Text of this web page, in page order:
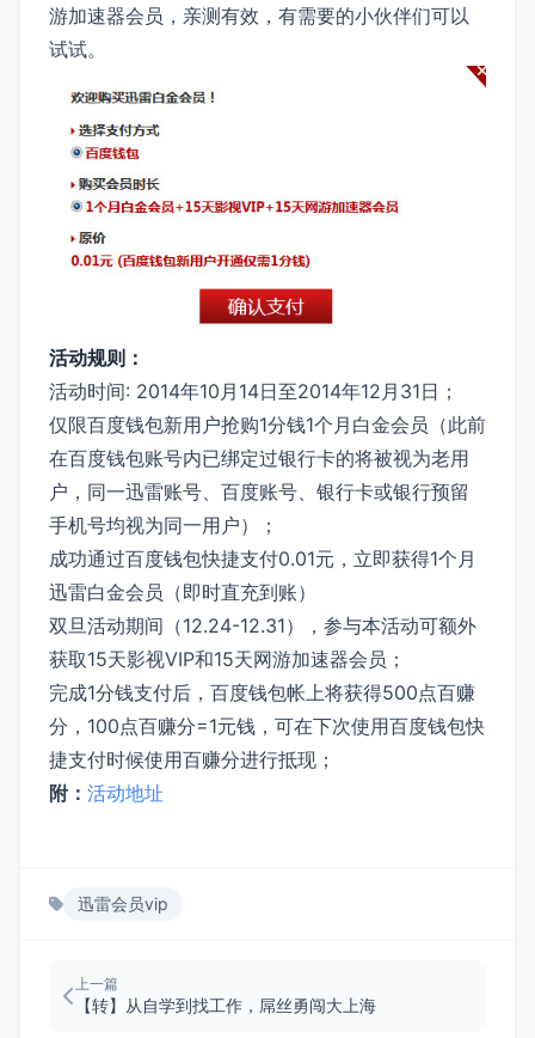
游加速器会员，亲测有效，有需要的小伙伴们可以
试试。
活动规则：
活动时间: 2014年10月14日至2014年12月31日；
仅限百度钱包新用户抢购1分钱1个月白金会员（此前
在百度钱包账号内已绑定过银行卡的将被视为老用
户，同一迅雷账号、百度账号、银行卡或银行预留
手机号均视为同一用户）；
成功通过百度钱包快捷支付0.01元，立即获得1个月
迅雷白金会员（即时直充到账）
双旦活动期间（12.24-12.31），参与本活动可额外
获取15天影视VIP和15天网游加速器会员；
完成1分钱支付后，百度钱包帐上将获得500点百赚
分，100点百赚分=1元钱，可在下次使用百度钱包快
捷支付时候使用百赚分进行抵现；
附： 活动地址
迅雷会员vip
上一篇
【转】从自学到找工作，屌丝勇闯大上海